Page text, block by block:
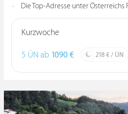
Die Top-Adresse unter Österreichs
Kurzwoche
5 ÜN ab 1090 € 218 € / ÜN